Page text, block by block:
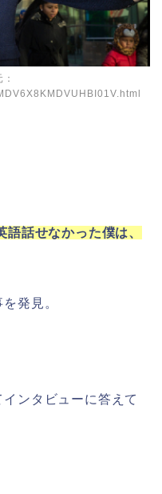
語話せなかった僕は、
発見。
インタビューに答えて